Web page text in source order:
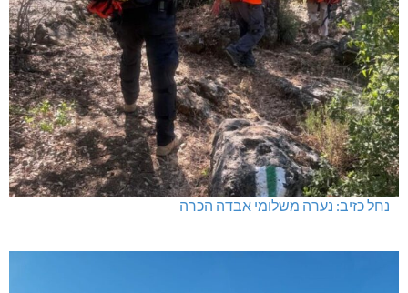
נחל כזיב: נערה משלומי אבדה הכרה